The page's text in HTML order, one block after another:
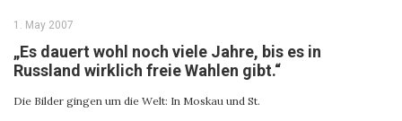
1. May 2007
„Es dauert wohl noch viele Jahre, bis es in
Russland wirklich freie Wahlen gibt.“
Die Bilder gingen um die Welt: In Moskau und St.